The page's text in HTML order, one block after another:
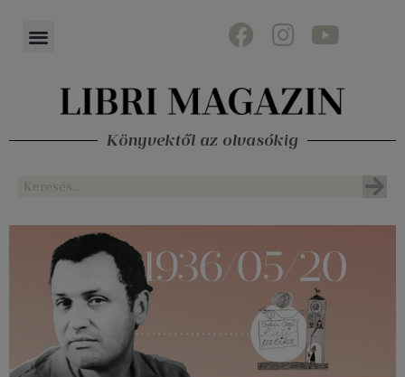
Könyvektől az olvasókig